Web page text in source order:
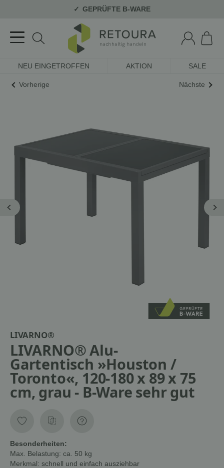
GEPRÜFTE B-WARE
NEU EINGETROFFEN AKTION SALE
Vorherige Nächste
LIVARNO®
LIVARNO® Alu-
Gartentisch »Houston /
Toronto«, 120-180 x 89 x 75
cm, grau - B-Ware sehr gut
Besonderheiten:
Max. Belastung: ca. 50 kg
Merkmal: schnell und einfach ausziehbar